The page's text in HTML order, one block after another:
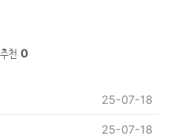
천 0
25-07-18
25-07-18